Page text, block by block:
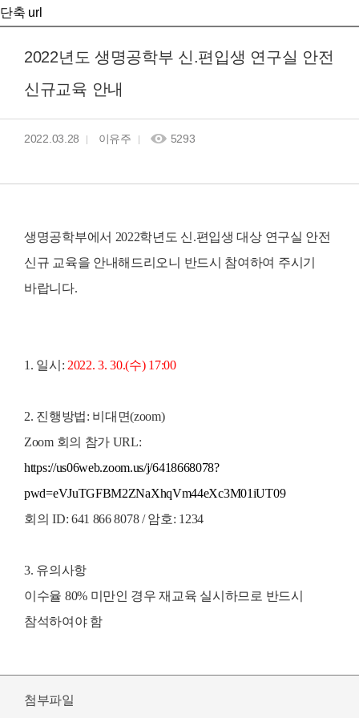
단축 url
2022년도 생명공학부 신.편입생 연구실 안전
신규교육 안내
2022.03.28 이유주 5293
생명공학부에서 2022학년도 신.편입생 대상 연구실 안전
신규 교육을 안내해드리오니 반드시 참여하여 주시기
바랍니다.
1. 일시: 2022. 3. 30.(수) 17:00
2. 진행방법: 비대면(zoom)
Zoom 회의 참가 URL:
https://us06web.zoom.us/j/6418668078?
pwd=eVJuTGFBM2ZNaXhqVm44eXc3M01iUT09
회의 ID: 641 866 8078 / 암호: 1234
3. 유의사항
이수율 80% 미만인 경우 재교육 실시하므로 반드시
참석하여야 함
첨부파일